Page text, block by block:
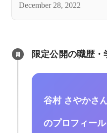
December 28, 2022
限定公開の職歴・
谷村 さやかさ
のプロフィー